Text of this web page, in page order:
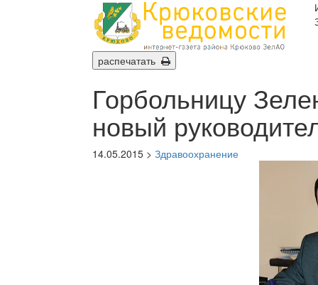
распечатать
Горбольницу
новый
14.05.2015 > Здравоохранение